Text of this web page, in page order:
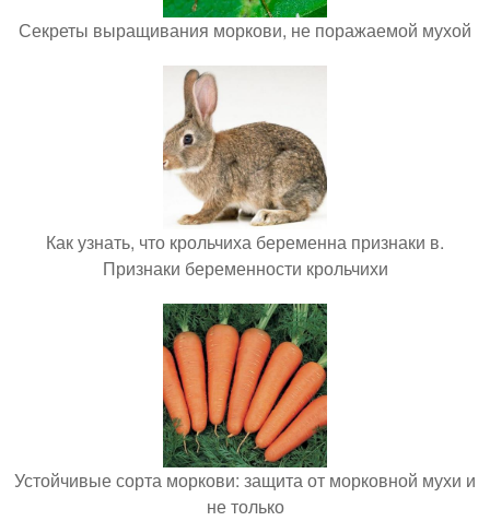
Секреты выращивания моркови, не поражаемой мухой
Как узнать, что крольчиха беременна признаки в.
Признаки беременности крольчихи
Устойчивые сорта моркови: защита от морковной мухи и
не только